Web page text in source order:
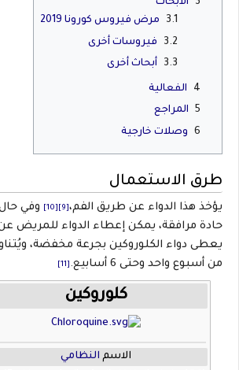
3
الأبحاث
3.1
مرض فيروس كورونا 2019
3.2
فيروسات أخرى
3.3
أبحاث أخرى
4
الفعالية
5
المراجع
6
وصلات خارجية
طرق الاستعمال
يؤخذ هذا الدواء عن طريق الفم،
وفي
حادة مرافقة، يمكن إعطاء الدواء للمريض
يعطى دواء الكلوروكين بجرعة مخفضة،
من أسبوع واحد وحتى 6 أسابيع.
كلوروكين
الاسم النظامي